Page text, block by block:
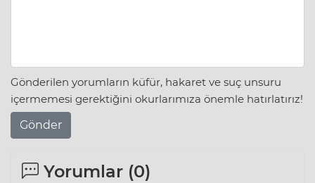
Gönderilen yorumların küfür, hakaret ve suç unsuru
içermemesi gerektiğini okurlarımıza önemle hatırlatırız!
Gönder
Yorumlar (0)